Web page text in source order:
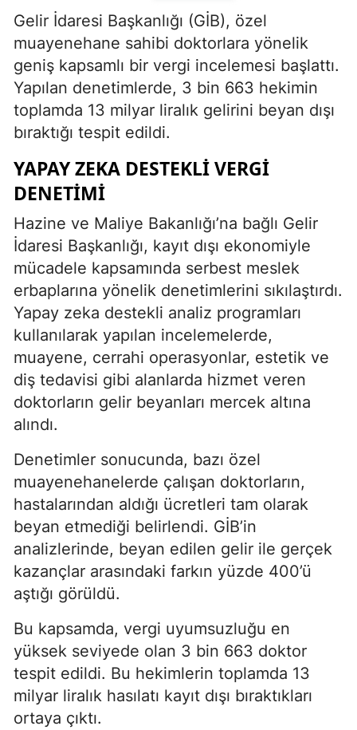
Gelir İdaresi Başkanlığı (GİB), özel
muayenehane sahibi doktorlara yönelik
geniş kapsamlı bir vergi incelemesi başlattı.
Yapılan denetimlerde, 3 bin 663 hekimin
toplamda 13 milyar liralık gelirini beyan dışı
bıraktığı tespit edildi.
YAPAY ZEKA DESTEKLI VERGI
DENETIMI
Hazine ve Maliye Bakanlığı’na bağlı Gelir
İdaresi Başkanlığı, kayıt dışı ekonomiyle
mücadele kapsamında serbest meslek
erbaplarına yönelik denetimlerini sıkılaştırdı.
Yapay zeka destekli analiz programları
kullanılarak yapılan incelemelerde,
muayene, cerrahi operasyonlar, estetik ve
diş tedavisi gibi alanlarda hizmet veren
doktorların gelir beyanları mercek altına
alındı.
Denetimler sonucunda, bazı özel
muayenehanelerde çalışan doktorların,
hastalarından aldığı ücretleri tam olarak
beyan etmediği belirlendi. GİB’in
analizlerinde, beyan edilen gelir ile gerçek
kazançlar arasındaki farkın yüzde 400’ü
aştığı görüldü.
Bu kapsamda, vergi uyumsuzluğu en
yüksek seviyede olan 3 bin 663 doktor
tespit edildi. Bu hekimlerin toplamda 13
milyar liralık hasılatı kayıt dışı bıraktıkları
ortaya çıktı.